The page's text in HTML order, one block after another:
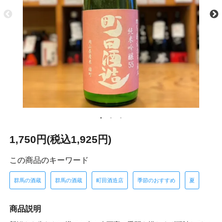
1,750円(税込1,925円)
この商品のキーワード
群馬の酒蔵 群馬の酒蔵 町田酒造店 季節のおすすめ 夏
商品説明